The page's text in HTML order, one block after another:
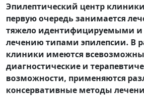
Эпилептический центр
первую очередь занимается
тяжело идентифицируемыми
лечению типами эпилепсии. В
клиники имеются
диагностические и
возможности, применяются
консервативные методы